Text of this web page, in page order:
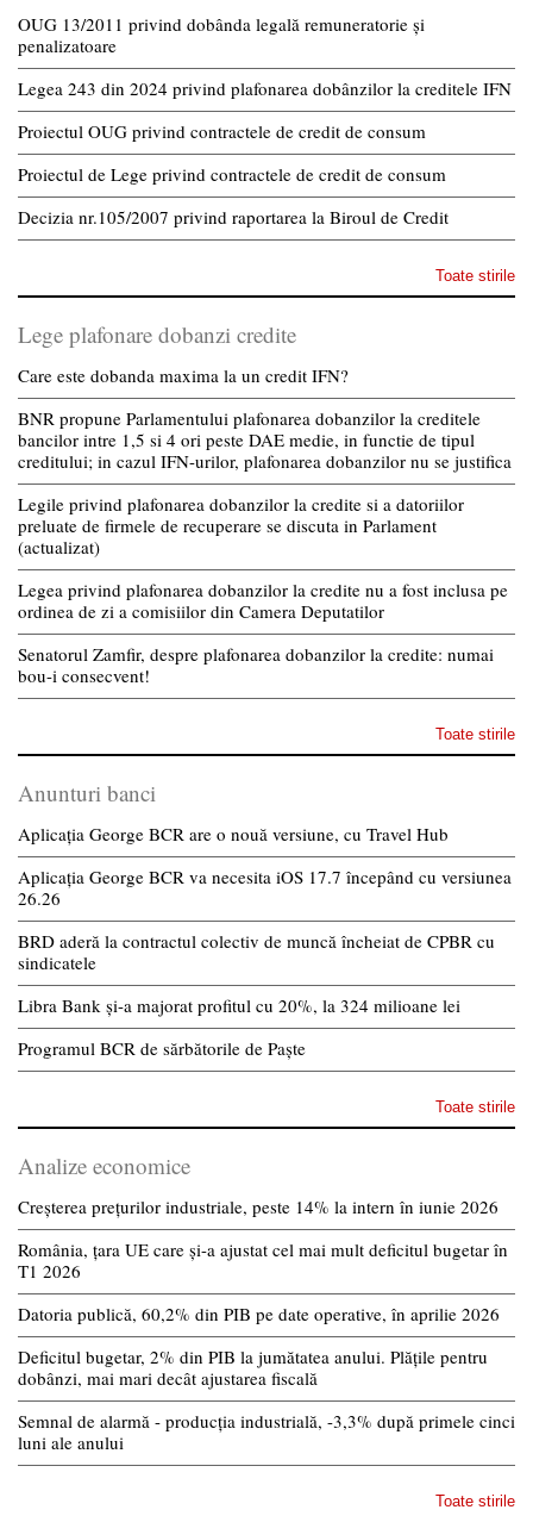
OUG 13/2011 privind dobânda legală remuneratorie și
penalizatoare
Legea 243 din 2024 privind plafonarea dobânzilor la creditele IFN
Proiectul OUG privind contractele de credit de consum
Proiectul de Lege privind contractele de credit de consum
Decizia nr.105/2007 privind raportarea la Biroul de Credit
Toate stirile
Lege plafonare dobanzi credite
Care este dobanda maxima la un credit IFN?
BNR propune Parlamentului plafonarea dobanzilor la creditele
bancilor intre 1,5 si 4 ori peste DAE medie, in functie de tipul
creditului; in cazul IFN-urilor, plafonarea dobanzilor nu se justifica
Legile privind plafonarea dobanzilor la credite si a datoriilor
preluate de firmele de recuperare se discuta in Parlament
(actualizat)
Legea privind plafonarea dobanzilor la credite nu a fost inclusa pe
ordinea de zi a comisiilor din Camera Deputatilor
Senatorul Zamfir, despre plafonarea dobanzilor la credite: numai
bou-i consecvent!
Toate stirile
Anunturi banci
Aplicația George BCR are o nouă versiune, cu Travel Hub
Aplicația George BCR va necesita iOS 17.7 începând cu versiunea
26.26
BRD aderă la contractul colectiv de muncă încheiat de CPBR cu
sindicatele
Libra Bank și-a majorat profitul cu 20%, la 324 milioane lei
Programul BCR de sărbătorile de Paște
Toate stirile
Analize economice
Creșterea prețurilor industriale, peste 14% la intern în iunie 2026
România, țara UE care și-a ajustat cel mai mult deficitul bugetar în
T1 2026
Datoria publică, 60,2% din PIB pe date operative, în aprilie 2026
Deficitul bugetar, 2% din PIB la jumătatea anului. Plățile pentru
dobânzi, mai mari decât ajustarea fiscală
Semnal de alarmă - producția industrială, -3,3% după primele cinci
luni ale anului
Toate stirile